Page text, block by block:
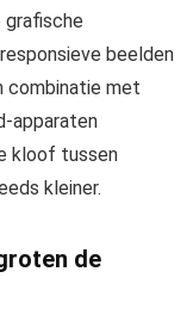
beelden
combinatie met
apparaten
kloof tussen
kleiner.
de